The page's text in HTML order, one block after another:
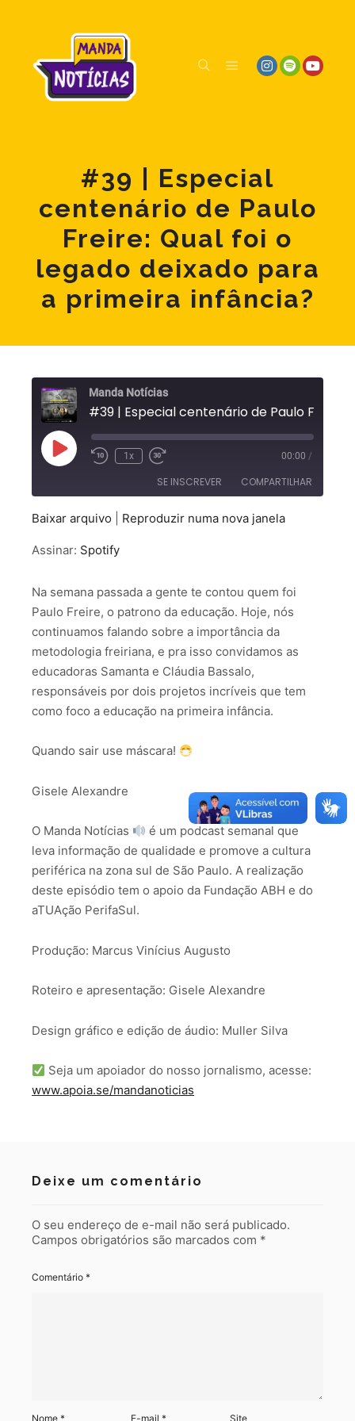
#39 | Especial
centenário de Paulo
Freire: Qual foi o
legado deixado para
a primeira infância?
Manda Notícias
1x 00:00 /
SE INSCREVER COMPARTILHAR
FEED RSS
COMPARTILHAR
INCORPORAR
Baixar arquivo Reproduzir numa nova janela
Assinar: Spotify
Na semana passada a gente te contou quem foi
Paulo Freire, o patrono da educação. Hoje, nós
continuamos falando sobre a importância da
metodologia freiriana, e pra isso convidamos as
educadoras Samanta e Cláudia Bassalo,
responsáveis por dois projetos incríveis que tem
como foco a educação na primeira infância.
Quando sair use máscara!
Gisele Alexandre
O Manda Notícias
é um podcast semanal que
leva informação de qualidade e promove a cultura
periférica na zona sul de São Paulo. A realização
deste episódio tem o apoio da Fundação ABH e do
aTUAção PerifaSul.
Produção: Marcus Vinícius Augusto
Roteiro e apresentação: Gisele Alexandre
Design gráfico e edição de áudio: Muller Silva
Seja um apoiador do nosso jornalismo, acesse:
www.apoia.se/mandanoticias
Deixe um comentário
O seu endereço de e-mail não será publicado.
Campos obrigatórios são marcados com *
Comentário *
Nome * E-mail* Site